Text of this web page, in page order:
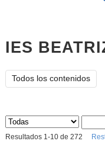
IES
Todos los contenidos
Sus archivos
Resultados 1 -10de 272